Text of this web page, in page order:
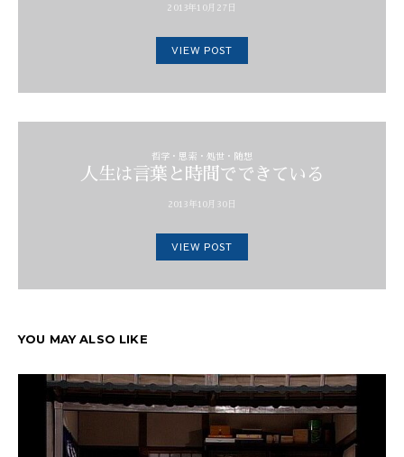
2013年10月27日
VIEW POST
哲学・思索・処世・随想
人生は言葉と時間でできている
2013年10月30日
VIEW POST
YOU MAY ALSO LIKE